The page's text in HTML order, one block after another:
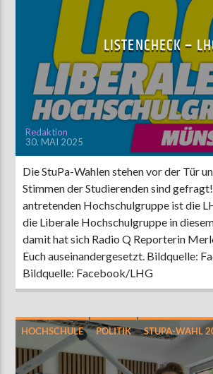
LISTENCHECK –
Redaktion
30. MAI 2025
Die StuPa-Wahlen stehen vor der Tür
Stimmen der Studierenden sind
antretenden Hochschulgruppe ist die
die Liberale Hochschulgruppe in
damit hat sich Radio Q Reporterin
Euch auseinandergesetzt. Bildquelle:
Bildquelle: Facebook/LHG
HOCHSCHULE POLITIK STUPA-WAHL